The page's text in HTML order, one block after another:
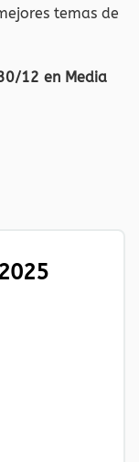
temas de
12 en Media